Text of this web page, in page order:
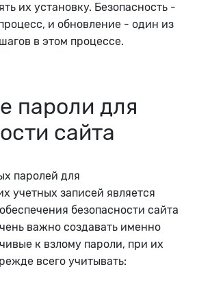
их установку. Безопасность -
и обновление - один из
в этом процессе.
пароли для
сайта
паролей для
учетных записей является
безопасности сайта
важно создавать именно
к взлому пароли, при их
всего учитывать: